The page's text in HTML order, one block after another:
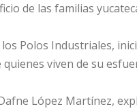
de las familias
Polos Industriales,
viven de su
López Martínez,